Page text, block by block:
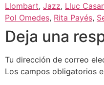
Llombart, Jazz, Lluc
Pol Omedes, Rita Payés,
Deja una
Tu dirección de correo
Los campos obligatorios